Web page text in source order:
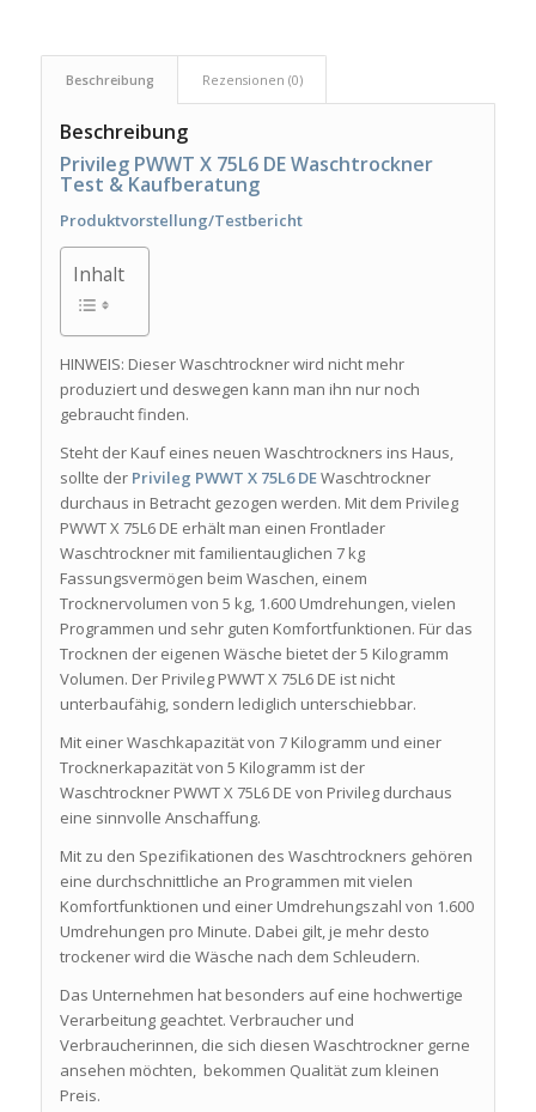
Beschreibung Rezensionen (0)
Beschreibung
Privileg PWWT X 75L6 DE Waschtrockner
Test & Kaufberatung
Produktvorstellung/Testbericht
Inhalt
HINWEIS: Dieser Waschtrockner wird nicht mehr
produziert und deswegen kann man ihn nur noch
gebraucht finden.
Steht der Kauf eines neuen Waschtrockners ins Haus,
sollte der Privileg PWWT X 75L6 DEWaschtrockner
durchaus in Betracht gezogen werden. Mit dem Privileg
PWWT X 75L6 DE erhält man einen Frontlader
Waschtrockner mit familientauglichen 7 kg
Fassungsvermögen beim Waschen, einem
Trocknervolumen von 5 kg, 1.600 Umdrehungen, vielen
Programmen und sehr guten Komfortfunktionen. Für das
Trocknen der eigenen Wäsche bietet der 5 Kilogramm
Volumen. Der Privileg PWWT X 75L6 DE ist nicht
unterbaufähig, sondern lediglich unterschiebbar.
Mit einer Waschkapazität von 7 Kilogramm und einer
Trocknerkapazität von 5 Kilogramm ist der
Waschtrockner PWWT X 75L6 DE von Privileg durchaus
eine sinnvolle Anschaffung.
Mit zu den Spezifikationen des Waschtrockners gehören
eine durchschnittliche an Programmen mit vielen
Komfortfunktionen und einer Umdrehungszahl von 1.600
Umdrehungen pro Minute. Dabei gilt, je mehr desto
trockener wird die Wäsche nach dem Schleudern.
Das Unternehmen hat besonders auf eine hochwertige
Verarbeitung geachtet. Verbraucher und
Verbraucherinnen, die sich diesen Waschtrockner gerne
ansehen möchten, bekommen Qualität zum kleinen
Preis.